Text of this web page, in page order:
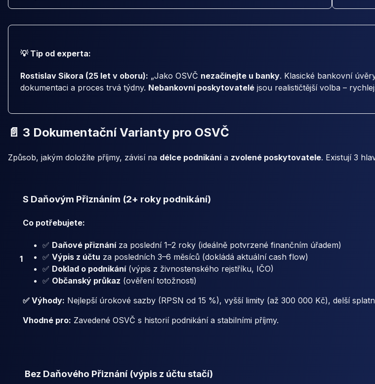
💡 Tip od experta:
Rostislav Sikora (25 let v oboru): „Jako OSVČ nezačínejte u banky. Klasické bankovní
dokumentaci a proces trvá týdny. Nebankovní poskytovatelé jsou realističtější volba –
📄 3 Dokumentační Varianty pro OSVČ
Způsob, jakým doložíte příjmy, závisí na délce podnikánía zvolené poskytovatele. Existují 3
1
S Daňovým Přiznáním (2+ roky podnikání)
Co potřebujete:
✅ Daňové přiznáníza poslední 1–2 roky (ideálně potvrzené finančním úřadem)
✅ Výpis z účtu za posledních 3–6 měsíců (dokládá aktuální cash flow)
✅ Doklad o podnikání(výpis z živnostenského rejstříku, IČO)
✅ Občanský průkaz (ověření totožnosti)
✅ Výhody: Nejlepší úrokové sazby (RPSN od 15 %), vyšší limity (až 300 000 Kč), delší
Vhodné pro: Zavedené OSVČ s historií podnikání a stabilními příjmy.
Bez Daňového Přiznání (výpis z účtu stačí)